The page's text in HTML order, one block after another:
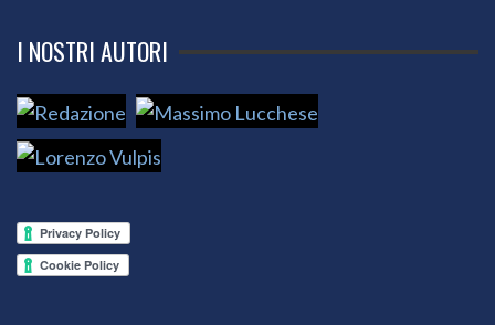
I NOSTRI AUTORI